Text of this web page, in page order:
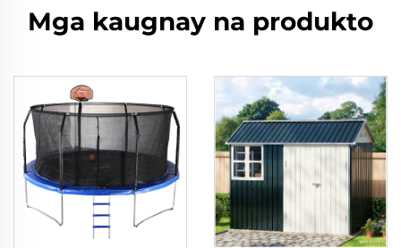
Mga kaugnay na produkto